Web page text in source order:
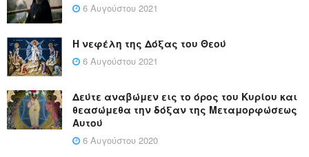
6 Αυγούστου 2021
Η νεφέλη της Δόξας του Θεού
6 Αυγούστου 2021
Δεύτε αναβώμεν εις το όρος του Κυρίου και
θεασώμεθα την δόξαν της Μεταμορφώσεως
Αυτού
6 Αυγούστου 2020